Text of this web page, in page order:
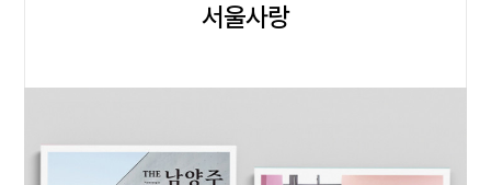
서울사랑